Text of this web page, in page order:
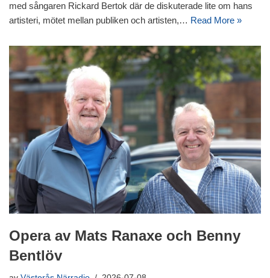
med sångaren Rickard Bertok där de diskuterade lite om hans
artisteri, mötet mellan publiken och artisten,… Read More »
Opera av Mats Ranaxe och Benny
Bentlöv